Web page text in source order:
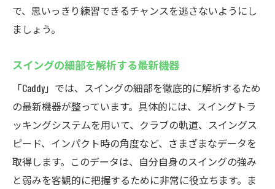
で、思いっきり練習できるチャンスを逃さないようにし
ましょう。
スイングの細部を解析する最新機器
「Caddy」では、スイングの細部を徹底的に解析するため
の最新機器が整っています。具体的には、スイングトラ
ッキングシステムを用いて、クラブの軌道、スイングス
ピード、インパクト時の角度など、さまざまなデータを
取得します。このデータは、自分自身のスイングの強み
と弱みを客観的に把握するために非常に役立ちます。ま